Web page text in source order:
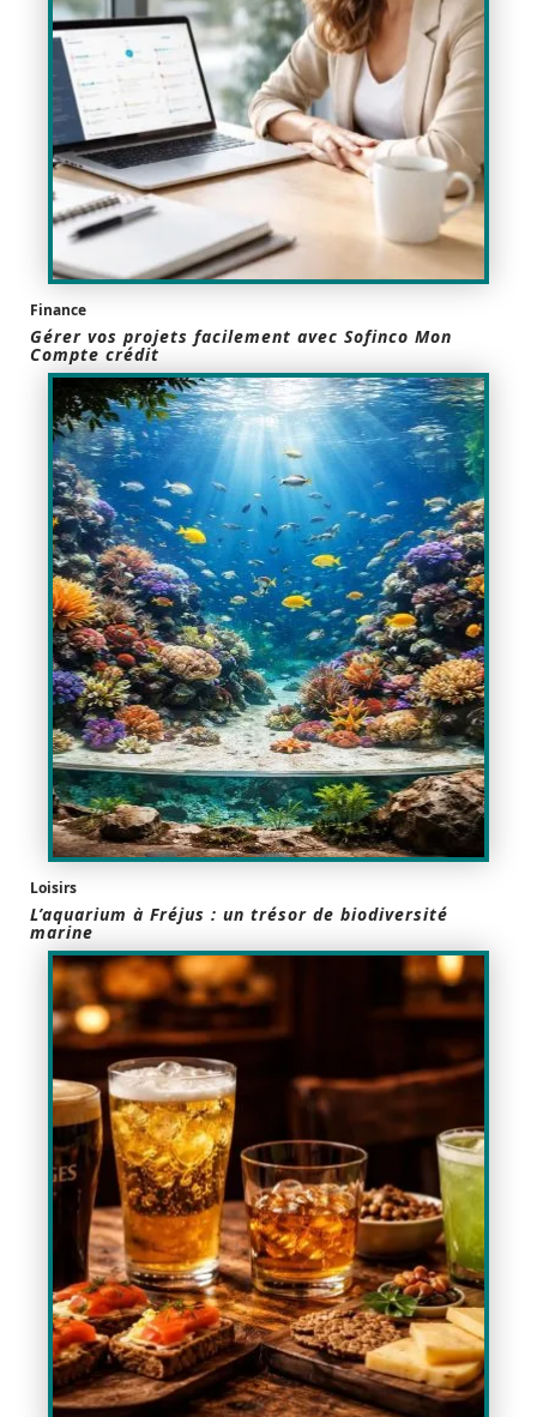
Finance
Gérer vos projets facilement avec Sofinco Mon
Compte crédit
Loisirs
L’aquarium à Fréjus : un trésor de biodiversité
marine